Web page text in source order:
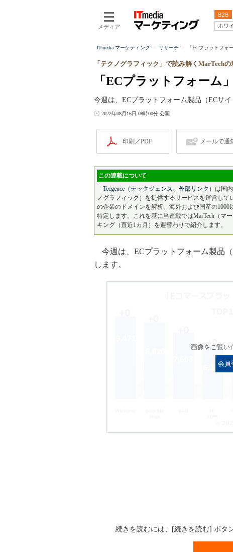
メディア
B2B
ホワ
ITmedia マーケティング リサーチ 「ECプラットフォ
「ECプラットフォーム
「テクノグラフィック」で読み解くMarTechの
今週は、ECプラットフォーム製品（ECサ
2022年08月16日 08時00分 公開
印刷／PDF メールで通
この連載について
Tecgence（テックジェンス、外部リンク） は国
ノグラフィック）を提供するサービスを運営し
の企業のドメインを解析。海外および国産の
特定します。これを基に当連載ではMarTech（マ
キング（直近1カ月）を週替わりで紹介します。
今週は、ECプラットフォーム製品
します。
画像をご覧い
会員
続きを読むには、[続きを読む] ボタ